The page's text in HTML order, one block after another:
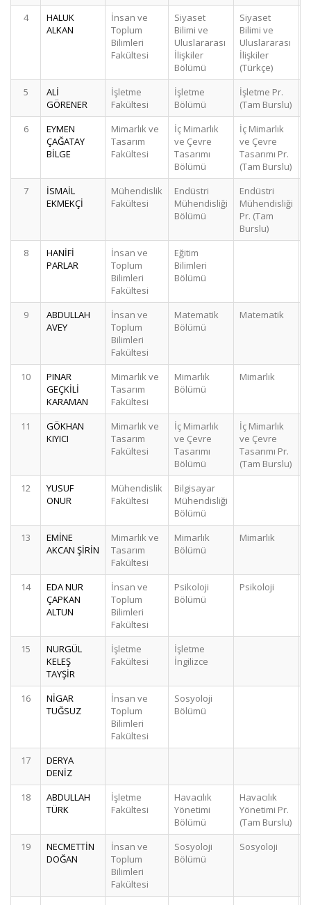
4
HALUK
ALKAN
İnsan ve
Toplum
Bilimleri
Fakültesi
Siyaset
Bilimi ve
Uluslararası
İlişkiler
Bölümü
Siyaset
Bilimi ve
Uluslararası
İlişkiler
(Türkçe)
5
ALİ
GÖRENER
İşletme
Fakültesi
İşletme
Bölümü
İşletme Pr.
(Tam Burslu)
6
EYMEN
ÇAĞATAY
BİLGE
Mimarlık ve
Tasarım
Fakültesi
İç Mimarlık
ve Çevre
Tasarımı
Bölümü
İç Mimarlık
ve Çevre
Tasarımı Pr.
(Tam Burslu)
7
İSMAİL
EKMEKÇİ
Mühendislik
Fakültesi
Endüstri
Mühendisliği
Bölümü
Endüstri
Mühendisliği
Pr. (Tam
Burslu)
8
HANİFİ
PARLAR
İnsan ve
Toplum
Bilimleri
Fakültesi
Eğitim
Bilimleri
Bölümü
9
ABDULLAH
AVEY
İnsan ve
Toplum
Bilimleri
Fakültesi
Matematik
Bölümü
Matematik
10
PINAR
GEÇKİLİ
KARAMAN
Mimarlık ve
Tasarım
Fakültesi
Mimarlık
Bölümü
Mimarlık
11
GÖKHAN
KIYICI
Mimarlık ve
Tasarım
Fakültesi
İç Mimarlık
ve Çevre
Tasarımı
Bölümü
İç Mimarlık
ve Çevre
Tasarımı Pr.
(Tam Burslu)
12
YUSUF
ONUR
Mühendislik
Fakültesi
Bilgisayar
Mühendisliği
Bölümü
13
EMİNE
AKCAN ŞİRİN
Mimarlık ve
Tasarım
Fakültesi
Mimarlık
Bölümü
Mimarlık
14
EDA NUR
ÇAPKAN
ALTUN
İnsan ve
Toplum
Bilimleri
Fakültesi
Psikoloji
Bölümü
Psikoloji
15
NURGÜL
KELEŞ
TAYŞİR
İşletme
Fakültesi
İşletme
İngilizce
16
NİGAR
TUĞSUZ
İnsan ve
Toplum
Bilimleri
Fakültesi
Sosyoloji
Bölümü
17
DERYA
DENİZ
18
ABDULLAH
TÜRK
İşletme
Fakültesi
Havacılık
Yönetimi
Bölümü
Havacılık
Yönetimi Pr.
(Tam Burslu)
19
NECMETTİN
DOĞAN
İnsan ve
Toplum
Bilimleri
Fakültesi
Sosyoloji
Bölümü
Sosyoloji